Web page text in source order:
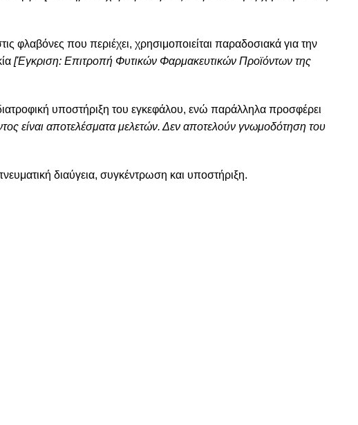
φλαβόνες που περιέχει, χρησιμοποιείται παραδοσιακά για την
[Έγκριση: Επιτροπή Φυτικών Φαρμακευτικών Προϊόντων της
υποστήριξη του εγκεφάλου, ενώ παράλληλα προσφέρει
είναι αποτελέσματα μελετών. Δεν αποτελούν γνωμοδότηση του
διαύγεια, συγκέντρωση και υποστήριξη.